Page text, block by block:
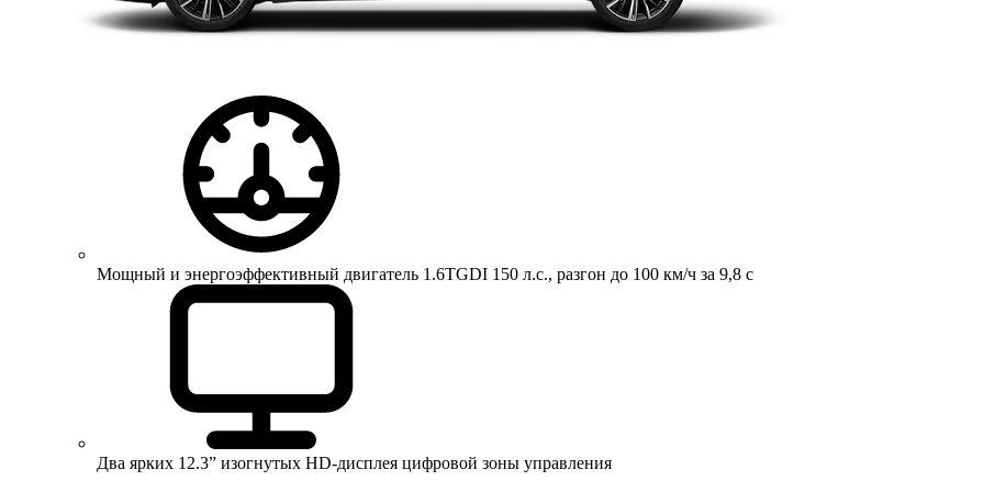
Мощный и энергоэффективный двигатель 1.6TGDI 150 л.с., разгон до 100 км/ч за 9,8 с
Два ярких 12.3” изогнутых HD-дисплея цифровой зоны управления